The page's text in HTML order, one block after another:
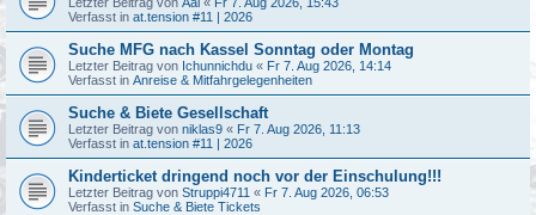
Verfasst in at.tension #11 | 2026
Suche MFG nach Kassel Sonntag oder Montag
Letzter Beitrag von Ichunnichdu « Fr 7. Aug 2026, 14:14
Verfasst in Anreise & Mitfahrgelegenheiten
Suche & Biete Gesellschaft
Letzter Beitrag von niklas9 « Fr 7. Aug 2026, 11:13
Verfasst in at.tension #11 | 2026
Kinderticket dringend noch vor der Einschulung!!!
Letzter Beitrag von Struppi4711 « Fr 7. Aug 2026, 06:53
Verfasst in Suche & Biete Tickets